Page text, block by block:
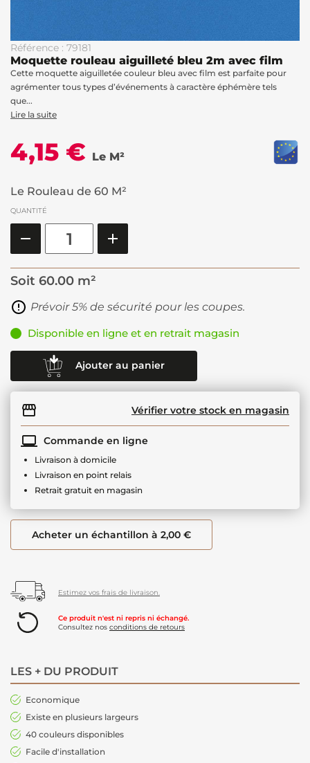
Référence : 79181
Moquette rouleau aiguilleté bleu 2m avec film
Cette moquette aiguilletée couleur bleu avec film est parfaite pour
agrémenter tous types d’événements à caractère éphémère tels
que...
Lire la suite
4,15 € Le M²
Le Rouleau de 60 M²
QUANTITÉ
Soit 60.00 m²
Prévoir 5% de sécurité pour les coupes.
Disponible en ligne et en retrait magasin
Ajouter au panier
Vérifier votre stock en magasin
Commande en ligne
Livraison à domicile
Livraison en point relais
Retrait gratuit en magasin
Acheter un échantillon à 2,00 €
Estimez vos frais de livraison.
Ce produit n'est ni repris ni échangé.
Consultez nos conditions de retours
LES + DU PRODUIT
Economique
Existe en plusieurs largeurs
40 couleurs disponibles
Facile d'installation